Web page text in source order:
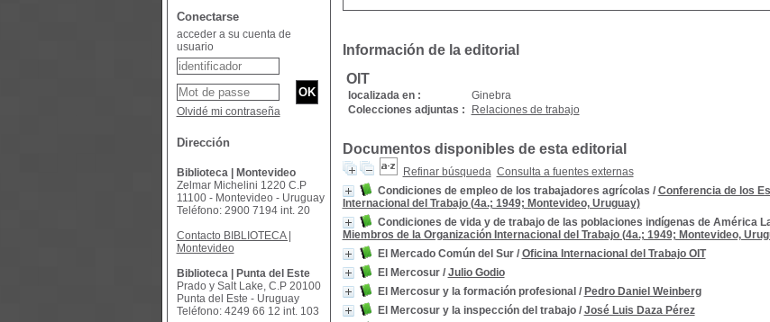
Información de la editorial
OIT
localizada en :
Ginebra
Colecciones adjuntas :
Relaciones de trabajo
Documentos disponibles de esta editorial
Refinar búsqueda Consulta a fuentes externas
Condiciones de empleo de los trabajadores agrícolas / Conferencia de los
Internacional del Trabajo (4a.; 1949; Montevideo, Uruguay)
Condiciones de vida y de trabajo de las poblaciones indígenas de América
Miembros de la Organización Internacional del Trabajo (4a.; 1949; Montevideo,
El Mercado Común del Sur/ Oficina Internacional del Trabajo OIT
El Mercosur/ Julio Godio
El Mercosur y la formación profesional / Pedro Daniel Weinberg
El Mercosur y la inspección del trabajo/ José Luis Daza Pérez
Conectarse
acceder a su cuenta de
usuario
Olvidé mi contraseña
Dirección
Biblioteca | Montevideo
Zelmar Michelini 1220 C.P
11100 - Montevideo - Uruguay
Teléfono: 2900 7194 int. 20
Contacto BIBLIOTECA |
Montevideo
Biblioteca | Punta del Este
Prado y Salt Lake, C.P 20100
Punta del Este - Uruguay
Teléfono: 4249 66 12 int. 103